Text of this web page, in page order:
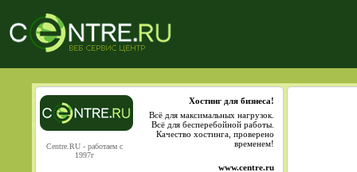
Centre.RU - работаем с
1997г
Хостинг для бизнеса!
Всё для максимальных нагрузок.
Всё для бесперебойной работы.
Качество хостинга, проверено
временем!
www.centre.ru